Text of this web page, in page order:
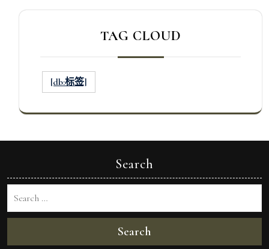
TAG CLOUD
[db:标签]
Search
Search